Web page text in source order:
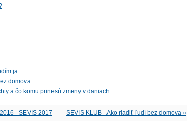
ja
domova
a čo komu prinesú zmeny v daniach
- SEVIS 2017 SEVIS KLUB - Ako riadiť ľudí bez domova »